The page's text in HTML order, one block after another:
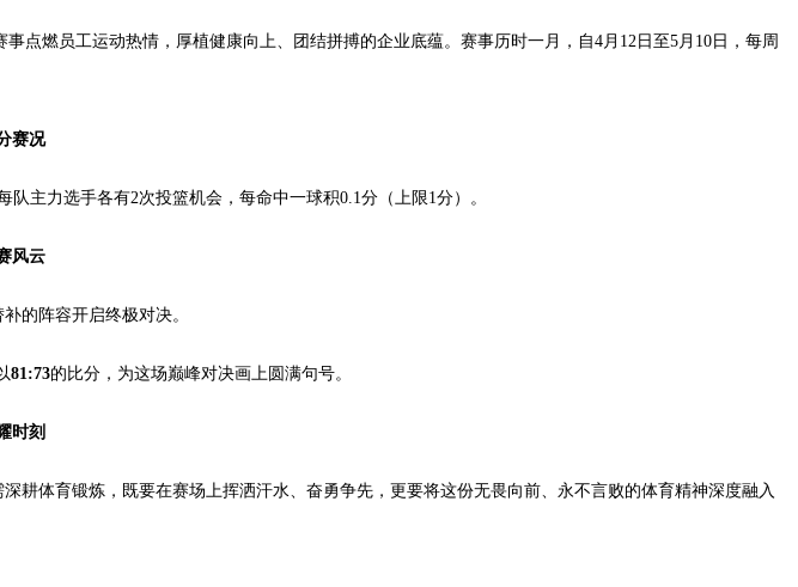
点燃员工运动热情，厚植健康向上、团结拼搏的企业底蕴。 赛事历时一月，自4月12日至5月10日，每周
赛况
主力选手各有2次投篮机会，每命中一球积0.1分（上限1分）。
风云
的阵容开启终极对决。
81:73的比分，为这场巅峰对决画上圆满句号。
时刻
体育锻炼，既要在赛场上挥洒汗水、奋勇争先，更要将这份无畏向前、永不言败的体育精神深度融入